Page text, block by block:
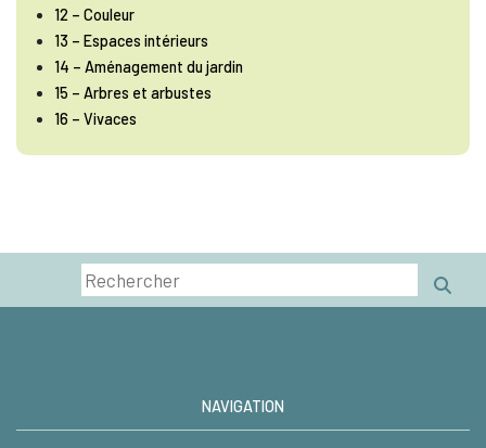
12 – Couleur
13 – Espaces intérieurs
14 – Aménagement du jardin
15 – Arbres et arbustes
16 – Vivaces
NAVIGATION